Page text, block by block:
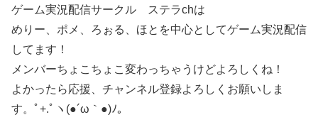
ゲーム実況配信サークル ステラchは
めりー、ポメ、ろぉる、ほとを中心としてゲーム実況配信
してます！
メンバーちょこちょこ変わっちゃうけどよろしくね！
よかったら応援、チャンネル登録よろしくお願いしま
す。ﾟ+.ﾟヽ(●´ω｀●)ﾉ。